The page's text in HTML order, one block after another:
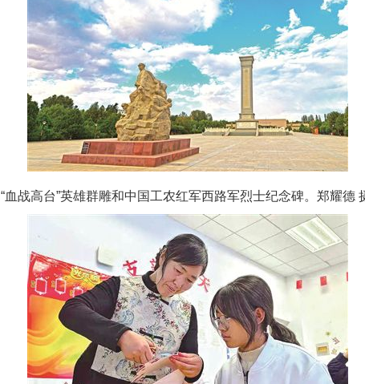
“血战高台”英雄群雕和中国工农红军西路军烈士纪念碑。郑耀德